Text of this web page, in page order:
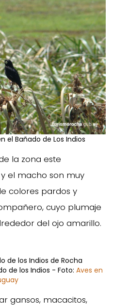
el Bañado de Los Indios
la zona este
el macho son muy
colores pardos y
cuyo plumaje
del ojo amarillo.
de los Indios - Foto: Aves en
gansos, macacitos,